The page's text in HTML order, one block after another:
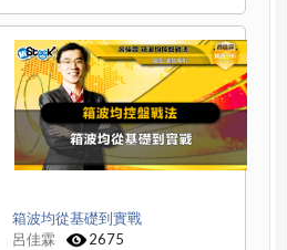
箱波均從基礎到實戰
呂佳霖
2675